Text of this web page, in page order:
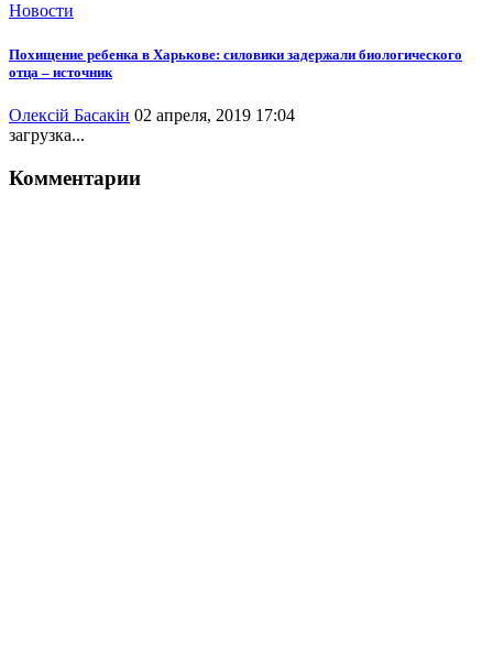
Новости
Похищение ребенка в Харькове: силовики задержали биологического
отца – источник
Олексій Басакін 02 апреля, 2019 17:04
загрузка...
Комментарии